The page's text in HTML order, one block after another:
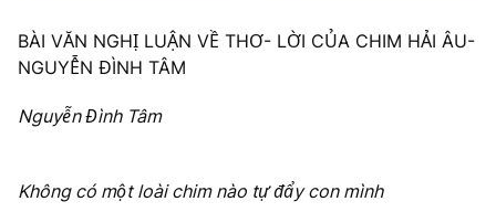
BÀI VĂN NGHỊ LUẬN VỀ THƠ- LỜI CỦA CHIM HẢI ÂU-
NGUYỄN ĐÌNH TÂM
Nguyễn Đình Tâm
Không có một loài chim nào tự đẩy con mình